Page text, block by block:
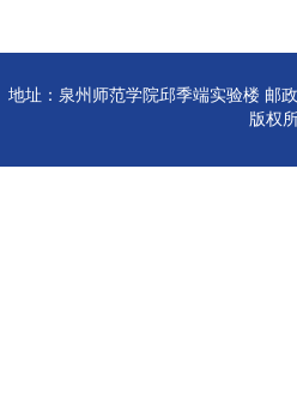
地址：泉州师范学院邱季端实验楼 邮
版权